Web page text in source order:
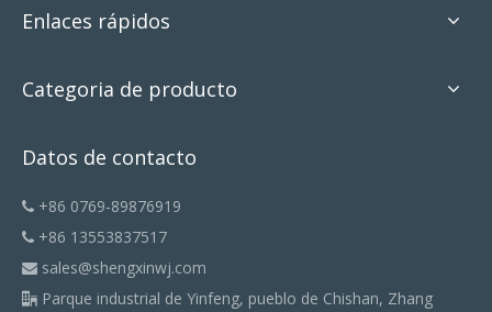
Enlaces rápidos
Categoria de producto
Datos de contacto
 +86 0769-89876919
 +86 13553837517
 sales@shengxinwj.com
 Parque industrial de Yinfeng, pueblo de Chishan, Zhang